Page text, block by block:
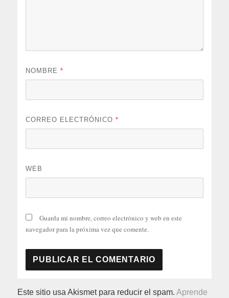
NOMBRE*
CORREO ELECTRÓNICO*
WEB
Guarda mi nombre, correo electrónico y web en este
navegador para la próxima vez que comente.
Este sitio usa Akismet para reducir el spam.Aprende